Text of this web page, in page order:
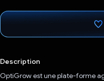
Description
OptiGrow est une plate-forme